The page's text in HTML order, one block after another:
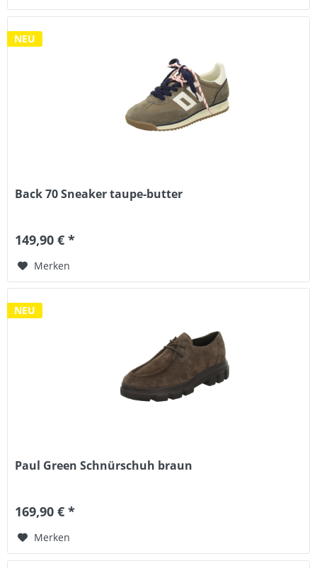
NEU
Back 70 Sneaker taupe-butter
149,90 € *
Merken
NEU
Paul Green Schnürschuh braun
169,90 € *
Merken